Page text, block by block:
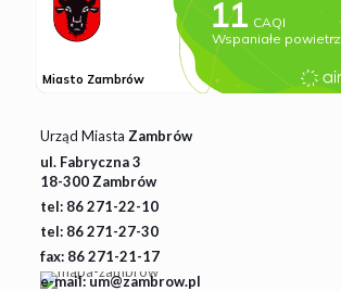
Urząd Miasta Zambrów
ul. Fabryczna 3
18-300 Zambrów
tel: 86 271-22-10
tel: 86 271-27-30
fax: 86 271-21-17
e-mail: um@zambrow.pl